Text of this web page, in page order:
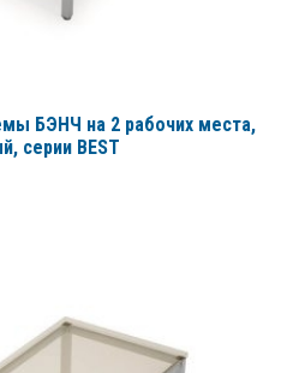
БЭНЧ на 2 рабочих места,
, серии BEST